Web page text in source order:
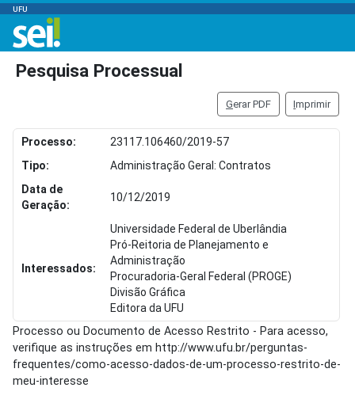
UFU
Pesquisa Processual
Gerar PDF Imprimir
Processo:
23117.106460/2019-57
Tipo:
Administração Geral: Contratos
Data de
Geração:
10/12/2019
Interessados:
Universidade Federal de Uberlândia
Pró-Reitoria de Planejamento e
Administração
Procuradoria-Geral Federal (PROGE)
Divisão Gráfica
Editora da UFU
Processo ou Documento de Acesso Restrito - Para acesso,
verifique as instruções em http://www.ufu.br/perguntas-
frequentes/como-acesso-dados-de-um-processo-restrito-de-
meu-interesse